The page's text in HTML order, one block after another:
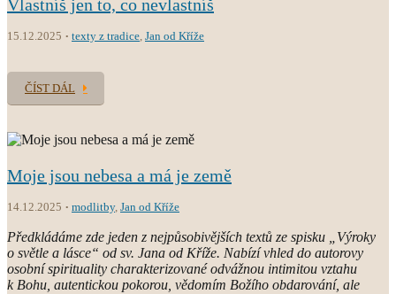
Vlastníš jen to, co nevlastníš
15.12.2025 texty z tradice Jan od Kříže
ČÍST DÁL
Moje jsou nebesa a má je země
14.12.2025 modlitby, Jan od Kříže
Předkládáme zde jeden z nejpůsobivějších textů ze spisku „Výroky
o světle a lásce“ od sv. Jana od Kříže. Nabízí vhled do autorovy
osobní spirituality charakterizované odvážnou intimitou vztahu
k Bohu, autentickou pokorou, vědomím Božího obdarování, ale